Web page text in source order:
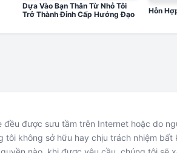
Dựa Vào Bạn Thân Từ Nhỏ Tôi
Trở Thành Đỉnh Cấp Hướng Đạo
Hỗn
được sưu tầm trên Internet hoặc do
tôi không sở hữu hay chịu trách nhiệm bất